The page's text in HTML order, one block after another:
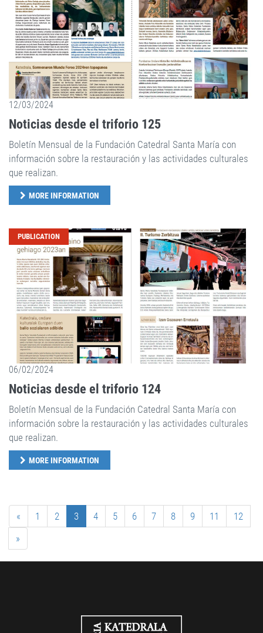
12/03/2024
Noticias desde el triforio 125
Boletín Mensual de la Fundación Catedral Santa María con
información sobre la restauración y las actividades culturales
que realizan.
MORE INFORMATION
PUBLICATION
06/02/2024
Noticias desde el triforio 124
Boletín Mensual de la Fundación Catedral Santa María con
información sobre la restauración y las actividades culturales
que realizan.
MORE INFORMATION
« 1 2 3 4 5 6 7 8 9 11
12
»